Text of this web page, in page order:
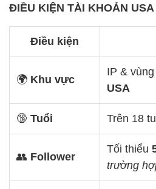
ĐIỀU KIỆN TÀI KHOẢN
Điều kiện
🌍 Khu vực
IP &
USA
🔞Tuổi Trên 18
👥 Follower
Tối thiểu
trường